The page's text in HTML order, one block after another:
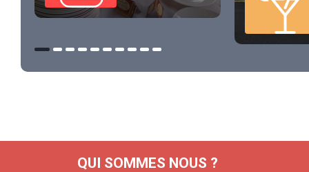
QUI SOMMES NOUS ?